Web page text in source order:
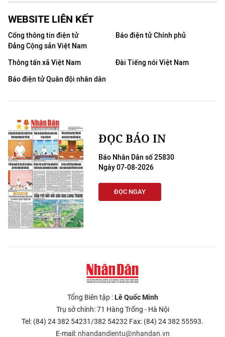
WEBSITE LIÊN KẾT
Cổng thông tin điện tử
Đảng Cộng sản Việt Nam
Báo điện tử Chính phủ
Thông tấn xã Việt Nam
Đài Tiếng nói Việt Nam
Báo điện tử Quân đội nhân dân
ĐỌC BÁO IN
Báo Nhân Dân số 25830
Ngày 07-08-2026
ĐỌC NGAY
Tổng Biên tập :Lê Quốc Minh
Trụ sở chính: 71 Hàng Trống - Hà Nội
Tel: (84) 24 382 54231/382 54232 Fax: (84) 24 382 55593.
E-mail: nhandandientu@nhandan.vn